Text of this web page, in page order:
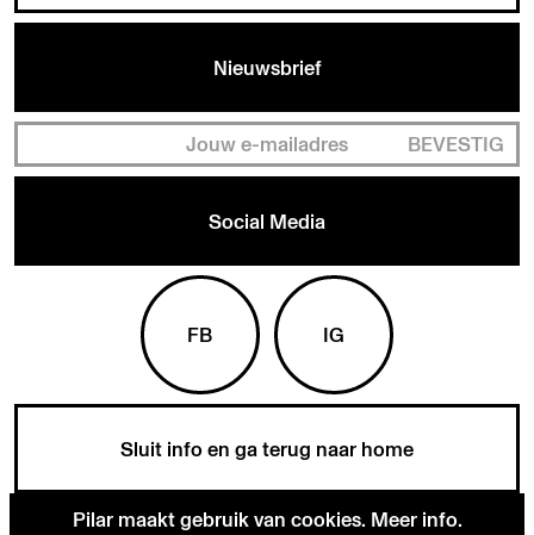
Nieuwsbrief
BEVESTIG
Social Media
FB IG
Sluit info en ga terug naar home
Pilar maakt gebruik van cookies. Meer info.